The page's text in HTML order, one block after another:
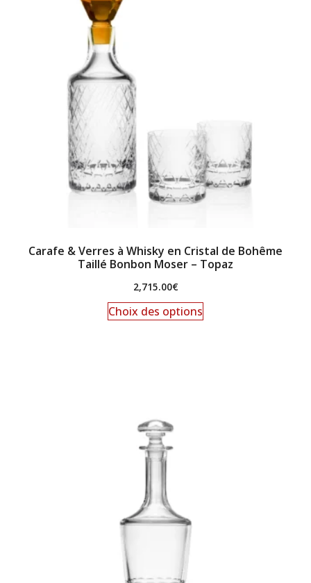
Carafe & Verres à Whisky en Cristal de Bohême
Taillé Bonbon Moser – Topaz
2,715.00€
Choix des options